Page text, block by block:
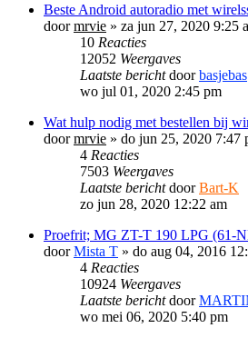
Beste Android autoradio met
doormrvie » za jun 27, 2020 9:25
10 Reacties
12052 Weergaves
Laatste berichtdoorbasjebas
wo jul 01, 2020 2:45 pm
Wat hulp nodig met bestellen bij
doormrvie » do jun 25, 2020 7:47
4 Reacties
7503 Weergaves
Laatste berichtdoorBart-K
zo jun 28, 2020 12:22 am
Proefrit; MG ZT-T 190 LPG (61-
doorMista T » do aug 04, 2016
4 Reacties
10924 Weergaves
Laatste berichtdoor
wo mei 06, 2020 5:40 pm